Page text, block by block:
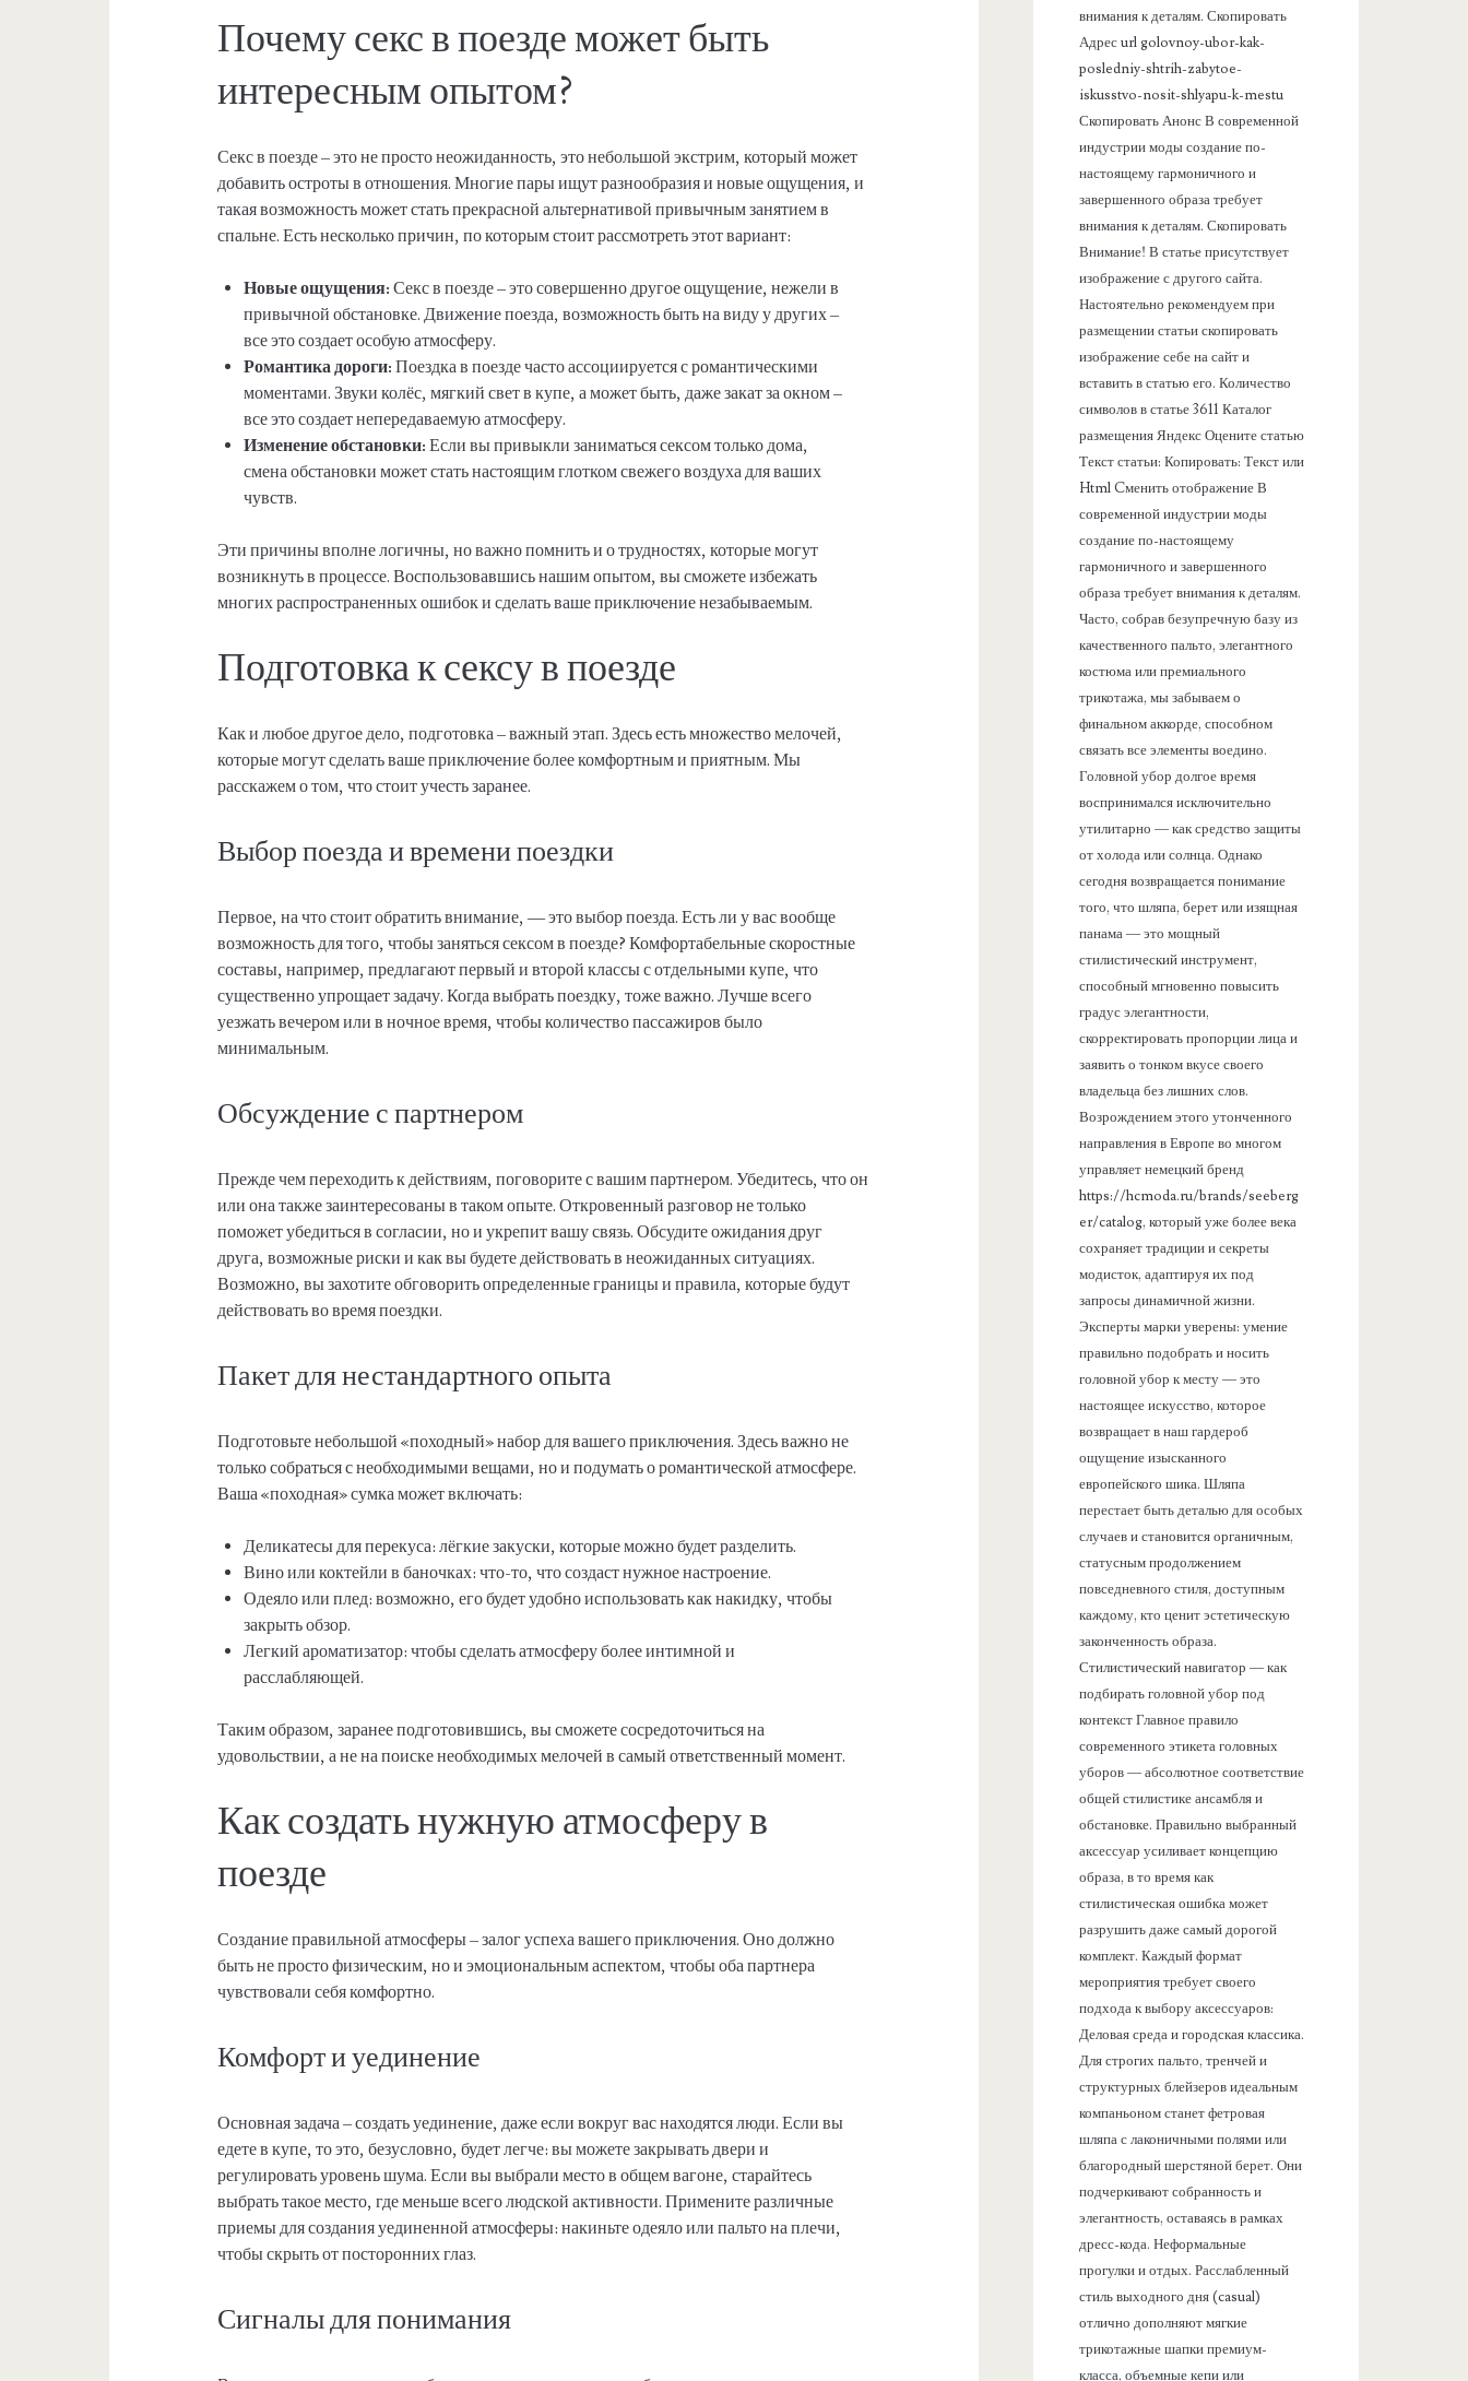
Почему секс в поезде может быть
интересным опытом?
Секс в поезде – это не просто неожиданность, это небольшой экстрим, который может
добавить остроты в отношения. Многие пары ищут разнообразия и новые ощущения, и
такая возможность может стать прекрасной альтернативой привычным занятием в
спальне. Есть несколько причин, по которым стоит рассмотреть этот вариант:
Новые ощущения: Секс в поезде – это совершенно другое ощущение, нежели в
привычной обстановке. Движение поезда, возможность быть на виду у других –
все это создает особую атмосферу.
Романтика дороги: Поездка в поезде часто ассоциируется с романтическими
моментами. Звуки колёс, мягкий свет в купе, а может быть, даже закат за окном –
все это создает непередаваемую атмосферу.
Изменение обстановки: Если вы привыкли заниматься сексом только дома,
смена обстановки может стать настоящим глотком свежего воздуха для ваших
чувств.
Эти причины вполне логичны, но важно помнить и о трудностях, которые могут
возникнуть в процессе. Воспользовавшись нашим опытом, вы сможете избежать
многих распространенных ошибок и сделать ваше приключение незабываемым.
Подготовка к сексу в поезде
Как и любое другое дело, подготовка – важный этап. Здесь есть множество мелочей,
которые могут сделать ваше приключение более комфортным и приятным. Мы
расскажем о том, что стоит учесть заранее.
Выбор поезда и времени поездки
Первое, на что стоит обратить внимание, — это выбор поезда. Есть ли у вас вообще
возможность для того, чтобы заняться сексом в поезде? Комфортабельные скоростные
составы, например, предлагают первый и второй классы с отдельными купе, что
существенно упрощает задачу. Когда выбрать поездку, тоже важно. Лучше всего
уезжать вечером или в ночное время, чтобы количество пассажиров было
минимальным.
Обсуждение с партнером
Прежде чем переходить к действиям, поговорите с вашим партнером. Убедитесь, что он
или она также заинтересованы в таком опыте. Откровенный разговор не только
поможет убедиться в согласии, но и укрепит вашу связь. Обсудите ожидания друг
друга, возможные риски и как вы будете действовать в неожиданных ситуациях.
Возможно, вы захотите обговорить определенные границы и правила, которые будут
действовать во время поездки.
Пакет для нестандартного опыта
Подготовьте небольшой «походный» набор для вашего приключения. Здесь важно не
только собраться с необходимыми вещами, но и подумать о романтической атмосфере.
Ваша «походная» сумка может включать:
Деликатесы для перекуса: лёгкие закуски, которые можно будет разделить.
Вино или коктейли в баночках: что-то, что создаст нужное настроение.
Одеяло или плед: возможно, его будет удобно использовать как накидку, чтобы
закрыть обзор.
Легкий ароматизатор: чтобы сделать атмосферу более интимной и
расслабляющей.
Таким образом, заранее подготовившись, вы сможете сосредоточиться на
удовольствии, а не на поиске необходимых мелочей в самый ответственный момент.
Как создать нужную атмосферу в
поезде
Создание правильной атмосферы – залог успеха вашего приключения. Оно должно
быть не просто физическим, но и эмоциональным аспектом, чтобы оба партнера
чувствовали себя комфортно.
Комфорт и уединение
Основная задача – создать уединение, даже если вокруг вас находятся люди. Если вы
едете в купе, то это, безусловно, будет легче: вы можете закрывать двери и
регулировать уровень шума. Если вы выбрали место в общем вагоне, старайтесь
выбрать такое место, где меньше всего людской активности. Примените различные
приемы для создания уединенной атмосферы: накиньте одеяло или пальто на плечи,
чтобы скрыть от посторонних глаз.
Сигналы для понимания
внимания к деталям. Скопировать
Адрес url golovnoy-ubor-kak-
posledniy-shtrih-zabytoe-
iskusstvo-nosit-shlyapu-k-mestu
Скопировать Анонс В современной
индустрии моды создание по-
настоящему гармоничного и
завершенного образа требует
внимания к деталям. Скопировать
Внимание! В статье присутствует
изображение с другого сайта.
Настоятельно рекомендуем при
размещении статьи скопировать
изображение себе на сайт и
вставить в статью его. Количество
символов в статье 3611 Каталог
размещения Яндекс Оцените статью
Текст статьи: Копировать: Текст или
Html Cменить отображение В
современной индустрии моды
создание по-настоящему
гармоничного и завершенного
образа требует внимания к деталям.
Часто, собрав безупречную базу из
качественного пальто, элегантного
костюма или премиального
трикотажа, мы забываем о
финальном аккорде, способном
связать все элементы воедино.
Головной убор долгое время
воспринимался исключительно
утилитарно — как средство защиты
от холода или солнца. Однако
сегодня возвращается понимание
того, что шляпа, берет или изящная
панама — это мощный
стилистический инструмент,
способный мгновенно повысить
градус элегантности,
скорректировать пропорции лица и
заявить о тонком вкусе своего
владельца без лишних слов.
Возрождением этого утонченного
направления в Европе во многом
управляет немецкий бренд
https://hcmoda.ru/brands/seeberg
er/catalog, который уже более века
сохраняет традиции и секреты
модисток, адаптируя их под
запросы динамичной жизни.
Эксперты марки уверены: умение
правильно подобрать и носить
головной убор к месту — это
настоящее искусство, которое
возвращает в наш гардероб
ощущение изысканного
европейского шика. Шляпа
перестает быть деталью для особых
случаев и становится органичным,
статусным продолжением
повседневного стиля, доступным
каждому, кто ценит эстетическую
законченность образа.
Стилистический навигатор — как
подбирать головной убор под
контекст Главное правило
современного этикета головных
уборов — абсолютное соответствие
общей стилистике ансамбля и
обстановке. Правильно выбранный
аксессуар усиливает концепцию
образа, в то время как
стилистическая ошибка может
разрушить даже самый дорогой
комплект. Каждый формат
мероприятия требует своего
подхода к выбору аксессуаров:
Деловая среда и городская классика.
Для строгих пальто, тренчей и
структурных блейзеров идеальным
компаньоном станет фетровая
шляпа с лаконичными полями или
благородный шерстяной берет. Они
подчеркивают собранность и
элегантность, оставаясь в рамках
дресс-кода. Неформальные
прогулки и отдых. Расслабленный
стиль выходного дня (casual)
отлично дополняют мягкие
трикотажные шапки премиум-
класса, объемные кепи или